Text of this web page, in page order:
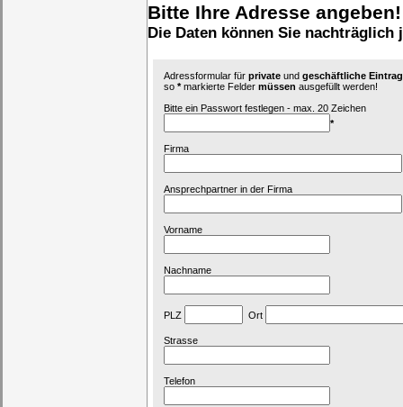
Bitte Ihre Adresse angeben!
Die Daten können Sie nachträglich
Adressformular für private und geschäftliche
so *markierte Felder müssen ausgefüllt werden!
Bitte ein Passwort festlegen - max. 20 Zeichen
*
Firma
Ansprechpartner in der Firma
Vorname
Nachname
PLZ Ort
Strasse
Telefon